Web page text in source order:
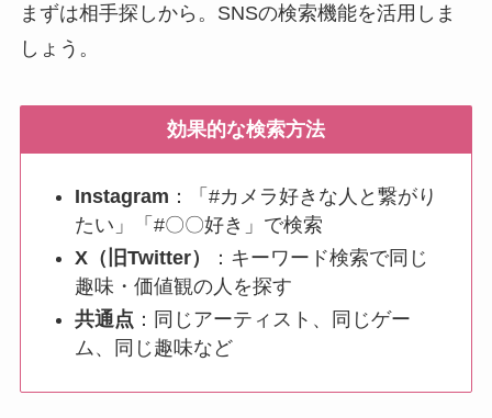
まずは相手探しから。SNSの検索機能を活用しま
しょう。
効果的な検索方法
Instagram ：「#カメラ好きな人と繋がり
たい」「#〇〇好き」で検索
X（旧Twitter）
：キーワード検索で同じ
趣味・価値観の人を探す
共通点 ：同じアーティスト、同じゲー
ム、同じ趣味など